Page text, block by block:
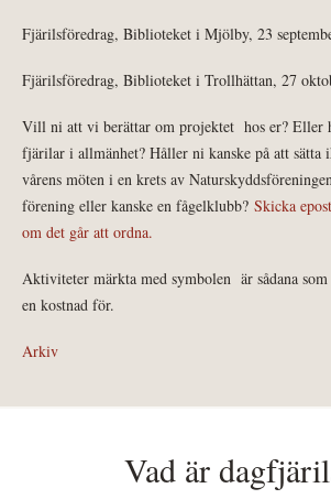
Fjärilsföredrag, Biblioteket i Mjölby, 23
Fjärilsföredrag, Biblioteket i Trollhättan, 27
Vill ni att vi berättar om projektet hos er? Eller
fjärilar i allmänhet? Håller ni kanske på att sätta
vårens möten i en krets av
förening eller kanske en fågelklubb? Skicka
om det går att ordna.
Aktiviteter märkta med symbolen är sådana
en kostnad för.
Arkiv
Vad är